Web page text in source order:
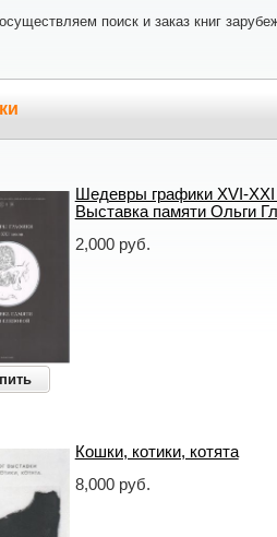
поиск и заказ книг
Шедевры графики XVI-XXI
Выставка памяти Ольги
2,000 руб.
Кошки, котики, котята
8,000 руб.